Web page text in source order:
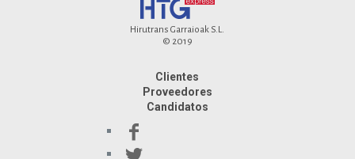
Hirutrans Garraioak S.L.
© 2019
Clientes
Proveedores
Candidatos